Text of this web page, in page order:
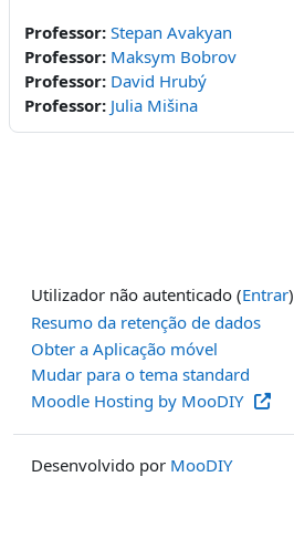
Professor: Stepan Avakyan
Professor: Maksym Bobrov
Professor: David Hrubý
Professor: Julia Mišina
Utilizador não autenticado (Entrar)
Resumo da retenção de dados
Obter a Aplicação móvel
Mudar para o tema standard
Moodle Hosting by MooDIY
Desenvolvido por MooDIY